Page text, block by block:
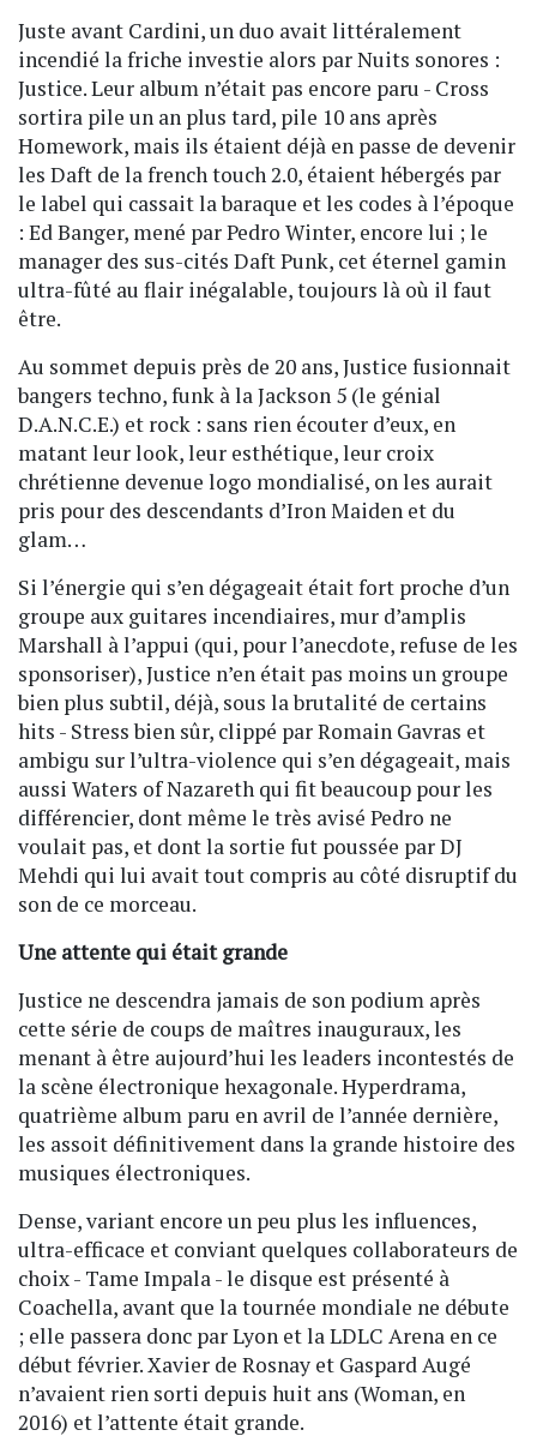
Juste avant Cardini, un duo avait littéralement
incendié la friche investie alors par Nuits sonores :
Justice. Leur album n’était pas encore paru - Cross
sortira pile un an plus tard, pile 10 ans après
Homework, mais ils étaient déjà en passe de devenir
les Daft de la french touch 2.0, étaient hébergés par
le label qui cassait la baraque et les codes à l’époque
: Ed Banger, mené par Pedro Winter, encore lui ; le
manager des sus-cités Daft Punk, cet éternel gamin
ultra-fûté au flair inégalable, toujours là où il faut
être.
Au sommet depuis près de 20 ans, Justice fusionnait
bangers techno, funk à la Jackson 5 (le génial
D.A.N.C.E.) et rock : sans rien écouter d’eux, en
matant leur look, leur esthétique, leur croix
chrétienne devenue logo mondialisé, on les aurait
pris pour des descendants d’Iron Maiden et du
glam…
Si l’énergie qui s’en dégageait était fort proche d’un
groupe aux guitares incendiaires, mur d’amplis
Marshall à l’appui (qui, pour l’anecdote, refuse de les
sponsoriser), Justice n’en était pas moins un groupe
bien plus subtil, déjà, sous la brutalité de certains
hits - Stress bien sûr, clippé par Romain Gavras et
ambigu sur l’ultra-violence qui s’en dégageait, mais
aussi Waters of Nazareth qui fit beaucoup pour les
différencier, dont même le très avisé Pedro ne
voulait pas, et dont la sortie fut poussée par DJ
Mehdi qui lui avait tout compris au côté disruptif du
son de ce morceau.
Une attente qui était grande
Justice ne descendra jamais de son podium après
cette série de coups de maîtres inauguraux, les
menant à être aujourd’hui les leaders incontestés de
la scène électronique hexagonale. Hyperdrama,
quatrième album paru en avril de l’année dernière,
les assoit définitivement dans la grande histoire des
musiques électroniques.
Dense, variant encore un peu plus les influences,
ultra-efficace et conviant quelques collaborateurs de
choix - Tame Impala - le disque est présenté à
Coachella, avant que la tournée mondiale ne débute
; elle passera donc par Lyon et la LDLC Arena en ce
début février. Xavier de Rosnay et Gaspard Augé
n’avaient rien sorti depuis huit ans (Woman, en
2016) et l’attente était grande.